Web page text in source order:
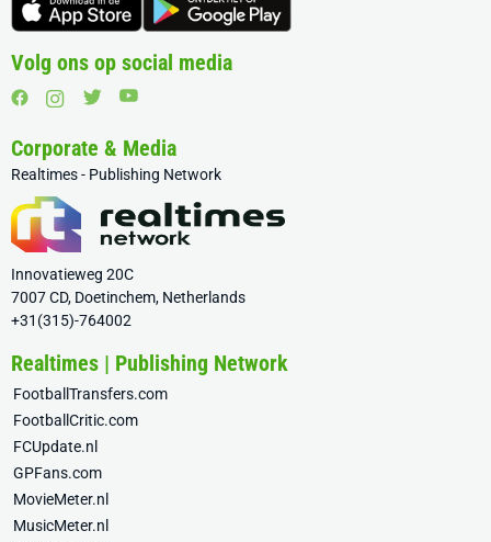
Volg ons op social media
Corporate & Media
Realtimes - Publishing Network
Innovatieweg 20C
7007 CD, Doetinchem, Netherlands
+31(315)-764002
Realtimes | Publishing Network
FootballTransfers.com
FootballCritic.com
FCUpdate.nl
GPFans.com
MovieMeter.nl
MusicMeter.nl